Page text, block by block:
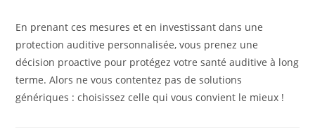
En prenant ces mesures et en investissant dans une
protection auditive personnalisée, vous prenez une
décision proactive pour protégez votre santé auditive à long
terme. Alors ne vous contentez pas de solutions
génériques : choisissez celle qui vous convient le mieux !